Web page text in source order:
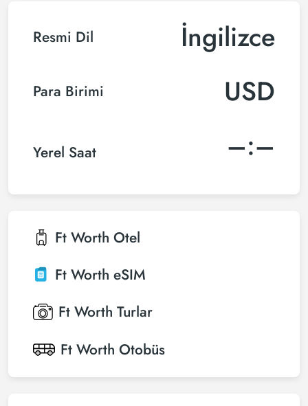
Resmi Dil İngilizce
Para Birimi USD
Yerel Saat –:–
Ft Worth Otel
Ft Worth eSIM
Ft Worth Turlar
Ft Worth Otobüs